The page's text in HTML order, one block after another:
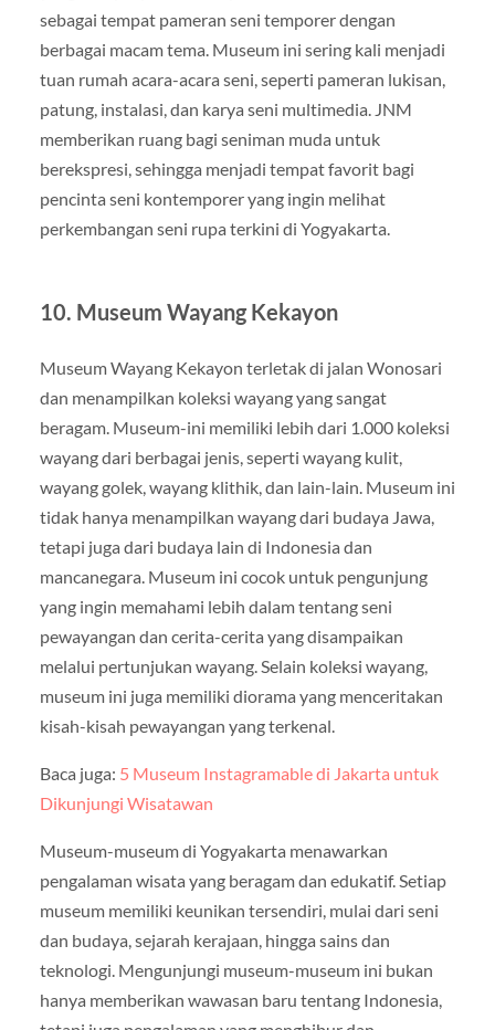
sebagai tempat pameran seni temporer dengan
berbagai macam tema. Museum ini sering kali menjadi
tuan rumah acara-acara seni, seperti pameran lukisan,
patung, instalasi, dan karya seni multimedia. JNM
memberikan ruang bagi seniman muda untuk
berekspresi, sehingga menjadi tempat favorit bagi
pencinta seni kontemporer yang ingin melihat
perkembangan seni rupa terkini di Yogyakarta.
10. Museum Wayang Kekayon
Museum Wayang Kekayon terletak di jalan Wonosari
dan menampilkan koleksi wayang yang sangat
beragam. Museum-ini memiliki lebih dari 1.000 koleksi
wayang dari berbagai jenis, seperti wayang kulit,
wayang golek, wayang klithik, dan lain-lain. Museum ini
tidak hanya menampilkan wayang dari budaya Jawa,
tetapi juga dari budaya lain di Indonesia dan
mancanegara. Museum ini cocok untuk pengunjung
yang ingin memahami lebih dalam tentang seni
pewayangan dan cerita-cerita yang disampaikan
melalui pertunjukan wayang. Selain koleksi wayang,
museum ini juga memiliki diorama yang menceritakan
kisah-kisah pewayangan yang terkenal.
Baca juga: 5 Museum Instagramable di Jakarta untuk
Dikunjungi Wisatawan
Museum-museum di Yogyakarta menawarkan
pengalaman wisata yang beragam dan edukatif. Setiap
museum memiliki keunikan tersendiri, mulai dari seni
dan budaya, sejarah kerajaan, hingga sains dan
teknologi. Mengunjungi museum-museum ini bukan
hanya memberikan wawasan baru tentang Indonesia,